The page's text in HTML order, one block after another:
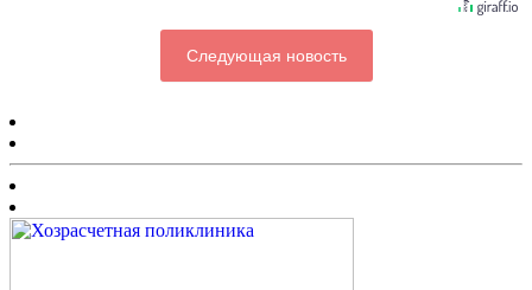
Следующая новость